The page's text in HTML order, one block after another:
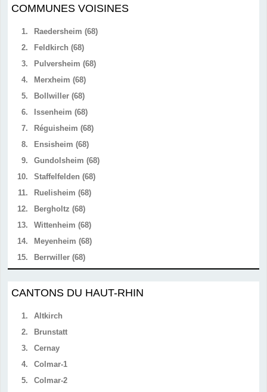
COMMUNES VOISINES
1.
Raedersheim (68)
2.
Feldkirch (68)
3.
Pulversheim (68)
4.
Merxheim (68)
5.
Bollwiller (68)
6.
Issenheim (68)
7.
Réguisheim (68)
8.
Ensisheim (68)
9.
Gundolsheim (68)
10.
Staffelfelden (68)
11.
Ruelisheim (68)
12.
Bergholtz (68)
13.
Wittenheim (68)
14.
Meyenheim (68)
15.
Berrwiller (68)
CANTONS DU HAUT-RHIN
1.
Altkirch
2.
Brunstatt
3.
Cernay
4.
Colmar-1
5.
Colmar-2